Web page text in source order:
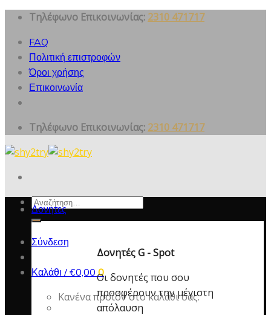
Skip
content
Τηλέφωνο Επικοινωνίας: 2310 471717
FAQ
Πολιτική επιστροφών
Όροι χρήσης
Επικοινωνία
Τηλέφωνο Επικοινωνίας: 2310 471717
Αναζήτηση
για:
Σύνδεση
Καλάθι / €0,00 0
Κανένα προϊόν στο καλάθι σας.
Δονητες
Δονητές G - Spot
Οι δονητές που σου
προσφέρουν την μέγιστη
απόλαυση